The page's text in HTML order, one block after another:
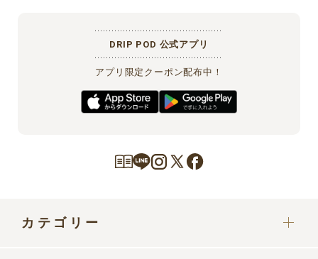
DRIP POD 公式アプリ
アプリ限定クーポン配布中！
カテゴリー